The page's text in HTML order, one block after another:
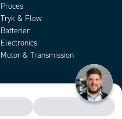
Proces
Tryk & Flow
Batterier
Electronics
Motor & Transmission